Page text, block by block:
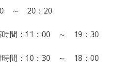
～ 20：20
時間：11：00 ～ 19：30
10：30 ～ 18：00